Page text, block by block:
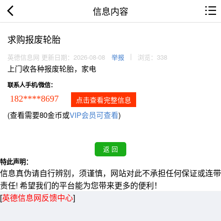
信息内容
求购报废轮胎
英德信息网 更新日期：2026-08-08 举报 浏览：338
上门收各种报废轮胎，家电
联系人手机/微信：
182****8697 点击查看完整信息
(查看需要80金币或VIP会员可查看)
特此声明：
信息真伪请自行辨别，须谨慎，网站对此不承担任何保证或连带
责任! 希望我们的平台能为您带来更多的便利！
[英德信息网反馈中心]